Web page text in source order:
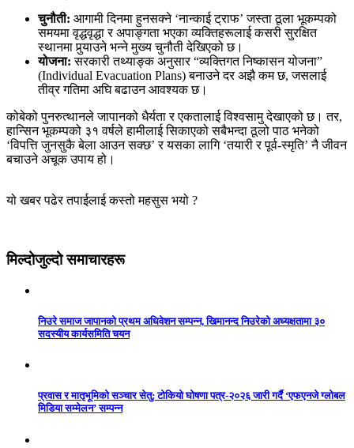
चुनौती: आगामी दिनमा हुनसक्ने ‘नान्काई ट्राफ’ जस्ता ठूला भूकम्पको
समयमा वृद्धवृद्धा र अपाङ्गता भएका व्यक्तिहरूलाई कसरी सुरक्षित
स्थानमा पुर्‍याउने भन्ने मुख्य चुनौती देखिएको छ।
योजना: सरकारी तथ्याङ्क अनुसार “व्यक्तिगत निष्कासन योजना”
(Individual Evacuation Plans) बनाउने दर अझै कम छ, जसलाई
तीव्र गतिमा अघि बढाउन आवश्यक छ।
कोबेको पुनरुत्थानले जापानको धैर्यता र एकतालाई विश्वसामु देखाएको छ। तर,
हान्सिन भूकम्पको ३१ वर्षले हामीलाई सिकाएको सबैभन्दा ठूलो पाठ भनेको
‘विपत्ति जुनसुकै बेला आउन सक्छ’ र यसका लागि ‘तयारी र पूर्व-स्मृति’ नै जीवन
बचाउने अचूक उपाय हो।
यो खबर पढेर तपाईलाई कस्तो महसुस भयो ?
मिल्दोजुल्दो समाचारहरू
निउरे समाज जापानको प्रथम अधिवेशन सम्पन्न, खिमानन्द निउरेको अध्यक्षतामा ३०
सदस्यीय कार्यसमिति चयन
प्रवास र मातृभूमिको सञ्चार सेतु: टोकियो घोषणा पत्र-२०२६ जारी गर्दै ‘एफएनजे ग्लोबल
मिडिया सम्मेलन’ सम्पन्न